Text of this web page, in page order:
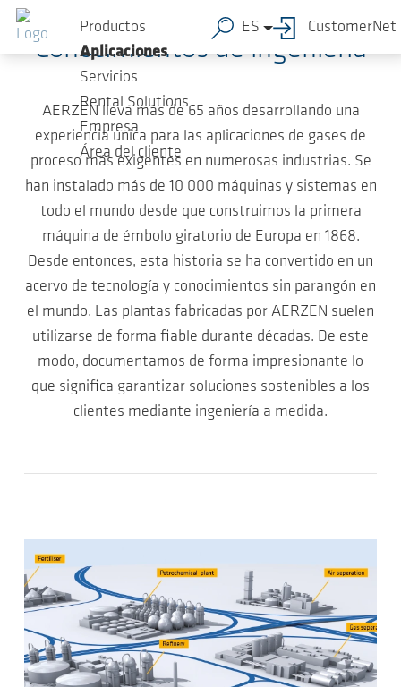
Saltar al contenido principal
Productos
Aplicaciones
Servicios
Rental Solutions
Empresa
Área del cliente
ES CustomerNet
Conocimientos de ingeniería
AERZEN lleva más de 65 años desarrollando una
experiencia única para las aplicaciones de gases de
proceso más exigentes en numerosas industrias. Se
han instalado más de 10 000 máquinas y sistemas en
todo el mundo desde que construimos la primera
máquina de émbolo giratorio de Europa en 1868.
Desde entonces, esta historia se ha convertido en un
acervo de tecnología y conocimientos sin parangón en
el mundo. Las plantas fabricadas por AERZEN suelen
utilizarse de forma fiable durante décadas. De este
modo, documentamos de forma impresionante lo
que significa garantizar soluciones sostenibles a los
clientes mediante ingeniería a medida.